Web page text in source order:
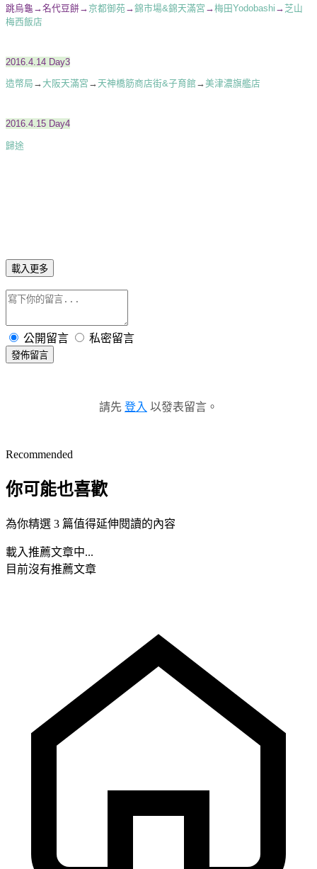
跳烏龜 →名代豆餅→京都御苑 →錦市場&錦天滿宮 →梅田Yodobashi →芝山
梅西飯店
2016.4.14 Day3
造幣局 →大阪天滿宮 → 天神橋筋商店街&子育館 →美津濃旗艦店
2016.4.15 Day4
歸途
載入更多
公開留言 私密留言
發佈留言
請先 登入 以發表留言。
Recommended
你可能也喜歡
為你精選 3 篇值得延伸閱讀的內容
載入推薦文章中...
目前沒有推薦文章